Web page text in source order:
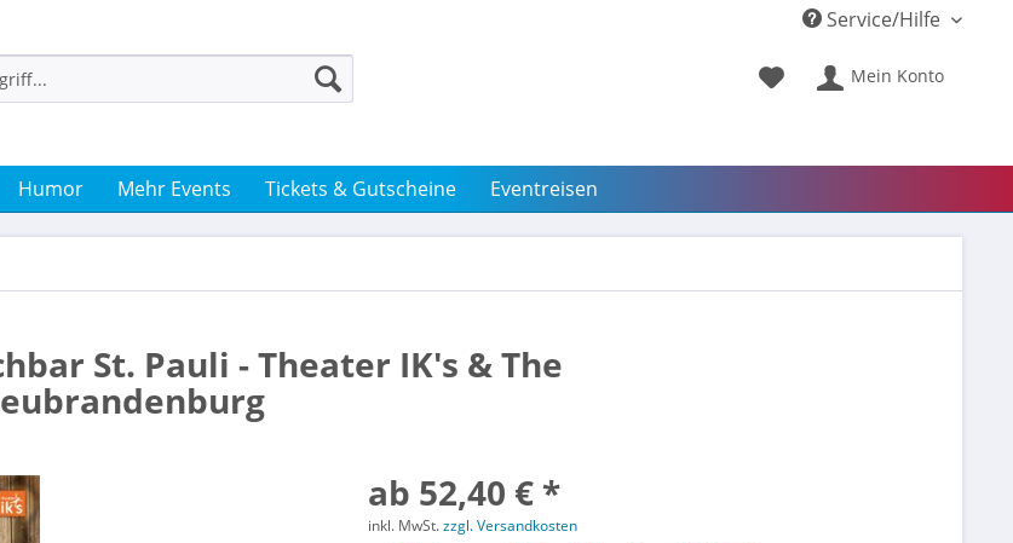
Service/Hilfe
Mein Konto
Humor Mehr Events Tickets & Gutscheine Eventreisen
St. Pauli - Theater IK's & The
ab 52,40 € *
inkl. MwSt.zzgl. Versandkosten